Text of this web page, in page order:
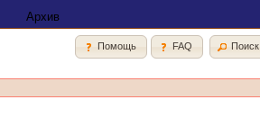
Архив
Помощь FAQ
Поиск